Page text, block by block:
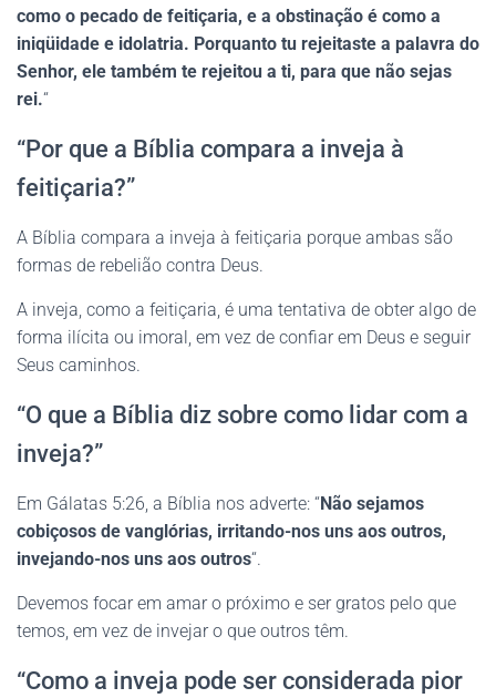
como o pecado de feitiçaria, e a obstinação é como a
iniqüidade e idolatria. Porquanto tu rejeitaste a palavra do
Senhor, ele também te rejeitou a ti, para que não sejas
rei.“
“Por que a Bíblia compara a inveja à
feitiçaria?”
A Bíblia compara a inveja à feitiçaria porque ambas são
formas de rebelião contra Deus.
A inveja, como a feitiçaria, é uma tentativa de obter algo de
forma ilícita ou imoral, em vez de confiar em Deus e seguir
Seus caminhos.
“O que a Bíblia diz sobre como lidar com a
inveja?”
Em Gálatas 5:26, a Bíblia nos adverte: “Não sejamos
cobiçosos de vanglórias, irritando-nos uns aos outros,
invejando-nos uns aos outros“.
Devemos focar em amar o próximo e ser gratos pelo que
temos, em vez de invejar o que outros têm.
“Como a inveja pode ser considerada pior